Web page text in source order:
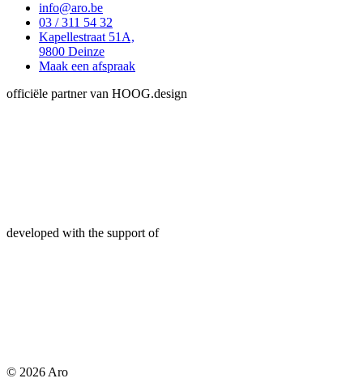
info@aro.be
03 / 311 54 32
Kapellestraat 51A,
9800 Deinze
Maak een afspraak
officiële partner van HOOG.design
developed with the support of
© 2026 Aro